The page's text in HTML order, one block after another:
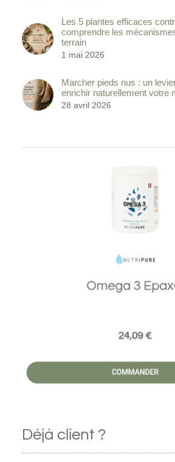
Les 5 plantes efficaces
comprendre les
terrain
1 mai 2026
Marcher pieds nus : un
enrichir naturellement votre
28 avril 2026
Déjà client ?